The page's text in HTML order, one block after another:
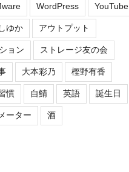
WordPress YouTube
ゆか アウトプット
ョン ストレージ友の会
大本彩乃 樫野有香
慣 自鯖 英語 誕生日
ーター 酒